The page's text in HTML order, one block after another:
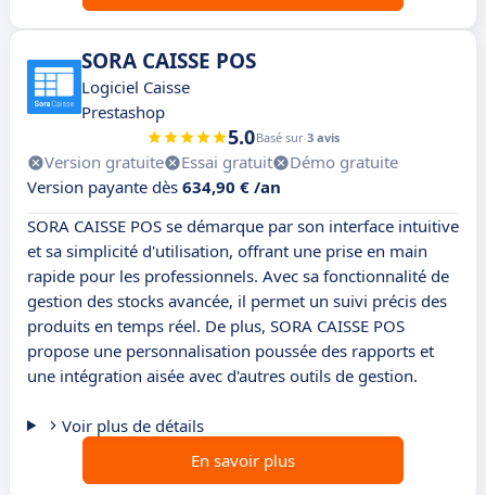
SORA CAISSE POS
Logiciel Caisse
Prestashop
5.0Basé sur 3 avis
Version gratuite Essai gratuit
Démo gratuite
Version payante dès 634,90 € /an
SORA CAISSE POS se démarque par son interface intuitive
et sa simplicité d'utilisation, offrant une prise en main
rapide pour les professionnels. Avec sa fonctionnalité de
gestion des stocks avancée, il permet un suivi précis des
produits en temps réel. De plus, SORA CAISSE POS
propose une personnalisation poussée des rapports et
une intégration aisée avec d'autres outils de gestion.
Voir plus de détails
En savoir plus